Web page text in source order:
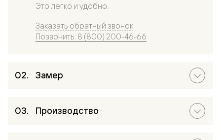
Это легко и удобно.
Заказать обратный звонок
Позвонить: 8 (800) 200-46-66
Замер
Производство